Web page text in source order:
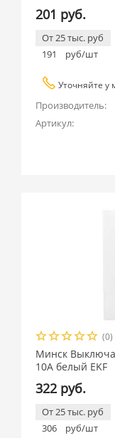
201 руб.
От 25 тыс. руб
191
руб/шт
Уточняйте у
Производитель:
Артикул:
(0)
Минск
10А белый EKF
322 руб.
От 25 тыс. руб
306
руб/шт